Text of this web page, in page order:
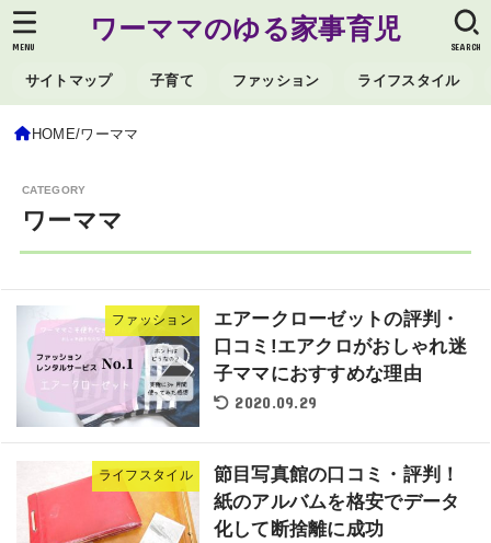
ワーママのゆる家事育児
サイトマップ 子育て ファッション ライフスタイル
SEARCH
MENU
HOME ワーママ
ワーママ
ファッション
エアークローゼットの評判・
口コミ!エアクロがおしゃれ迷
子ママにおすすめな理由
2020.09.29
ライフスタイル
節目写真館の口コミ・評判！
紙のアルバムを格安でデータ
化して断捨離に成功